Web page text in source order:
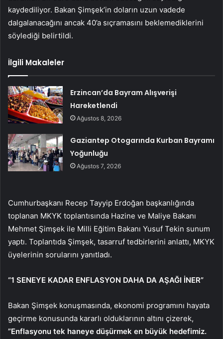
kaydediliyor. Bakan Şimşek’in doların uzun vadede
dalgalanacağını ancak 40’a sıçramasını beklemediklerini
söylediği belirtildi.
İlgili Makaleler
Erzincan’da Bayram Alışverişi
Hareketlendi
Ağustos 8, 2026
Gaziantep Otogarında Kurban Bayramı
Yoğunluğu
Ağustos 7, 2026
Cumhurbaşkanı Recep Tayyip Erdoğan başkanlığında
toplanan MKYK toplantısında Hazine ve Maliye Bakanı
Mehmet Şimşek ile Milli Eğitim Bakanı Yusuf Tekin sunum
yaptı. Toplantıda Şimşek, tasarruf tedbirlerini anlattı, MKYK
üyelerinin sorularını yanıtladı.
“1 SENEYE KADAR ENFLASYON DAHA DA AŞAĞI İNER”
Bakan Şimşek konuşmasında, ekonomi programını hayata
geçirme konusunda kararlı olduklarının altını çizerek,
”Enflasyonu tek haneye düşürmek en büyük hedefimiz.